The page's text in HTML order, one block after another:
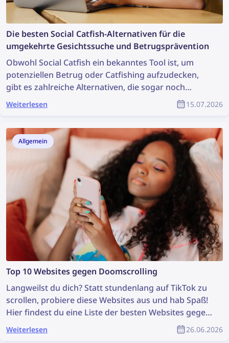
Die besten Social Catfish-Alternativen für die
umgekehrte Gesichtssuche und Betrugsprävention
Obwohl Social Catfish ein bekanntes Tool ist, um
potenziellen Betrug oder Catfishing aufzudecken,
gibt es zahlreiche Alternativen, die sogar noch
effektiver sein können. Entdecken Sie die besten
Social Catfish-Alternativen für die umgekehrte
Weiterlesen 15.07.2026
Allgemein
Top 10 Websites gegen Doomscrolling
Langweilst du dich? Statt stundenlang auf TikTok zu
scrollen, probiere diese Websites aus und hab Spaß!
Hier findest du eine Liste der besten Websites gegen
Langeweile – von unterhaltsamen Spielen bis hin zu
spannenden Entdeckungen im Internet.
Weiterlesen 26.06.2026